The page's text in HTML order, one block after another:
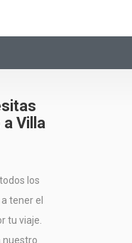
Villa
los
tener el
tu viaje.
nuestro